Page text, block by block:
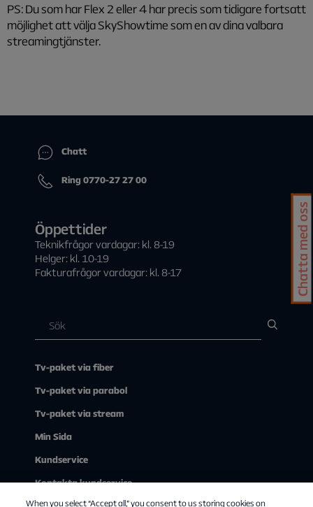
PS: Du som har Flex 2 eller 4 har precis som tidigare fortsatt
möjlighet att välja SkyShowtime som en av dina valbara
streamingtjänster.
Chatt
Ring 0770-27 27 00
Öppettider
Teknikfrågor vardagar: kl. 8-19
Helger: kl. 10-19
Fakturafrågor vardagar: kl. 8-17
Tv-paket via fiber
Tv-paket via parabol
Tv-paket via stream
Min Sida
Kundservice
Kontakta kundservice
Chatta med oss
When you select “Accept all,” you consent to us storing cookies on